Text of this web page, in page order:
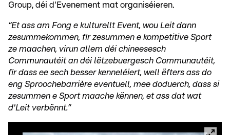
Group, déi d'Evenement mat organiséieren.
“Et ass am Fong e kulturellt Event, wou Leit dann
zesummekommen, fir zesummen e kompetitive Sport
ze maachen, virun allem déi chineesesch
Communautéit an déi lëtzebuergesch Communautéit,
fir dass ee sech besser kenneléiert, well ëfters ass do
eng Sproochebarrière eventuell, mee doduerch, dass si
zesummen e Sport maache kënnen, et ass dat wat
d'Leit verbënnt.”